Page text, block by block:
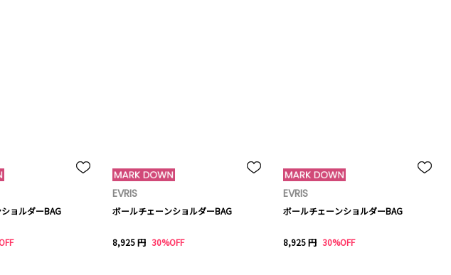
ョルダーBAG
EVRIS
ボールチェーンショルダーBAG
8,925 円 30%OFF
EVRIS
ボールチェーンショルダーBAG
8,925 円 30%OFF